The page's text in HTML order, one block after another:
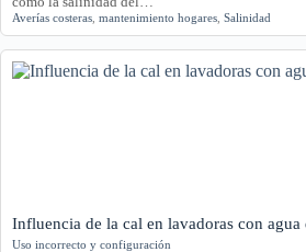
Averías costeras mantenimiento hogares Salinidad
Influencia de la cal en lavadoras con agua
Uso incorrecto y configuración